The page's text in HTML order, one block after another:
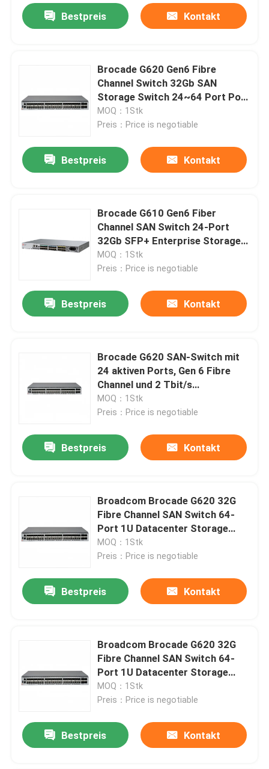
Haus
Über uns
Qualitätskontrolle
Bestpreis Kontakt
Brocade G620 Gen6 Fibre
Channel Switch 32Gb SAN
Storage Switch 24~64 Port PoD
SFP+ QSFP für Enterprise Data
Center
MOQ：1Stk
Preis：Price is negotiable
Bestpreis Kontakt
Brocade G610 Gen6 Fiber
Channel SAN Switch 24-Port
32Gb SFP+ Enterprise Storage
Netzwerk-Infrastruktur
MOQ：1Stk
Preis：Price is negotiable
Bestpreis Kontakt
Brocade G620 SAN-Switch mit
24 aktiven Ports, Gen 6 Fibre
Channel und 2 Tbit/s
Gesamtbandbreite
MOQ：1Stk
Preis：Price is negotiable
Bestpreis Kontakt
Broadcom Brocade G620 32G
Fibre Channel SAN Switch 64-
Port 1U Datacenter Storage
Switch
MOQ：1Stk
Preis：Price is negotiable
Bestpreis Kontakt
Broadcom Brocade G620 32G
Fibre Channel SAN Switch 64-
Port 1U Datacenter Storage
Switch
MOQ：1Stk
Preis：Price is negotiable
Bestpreis Kontakt